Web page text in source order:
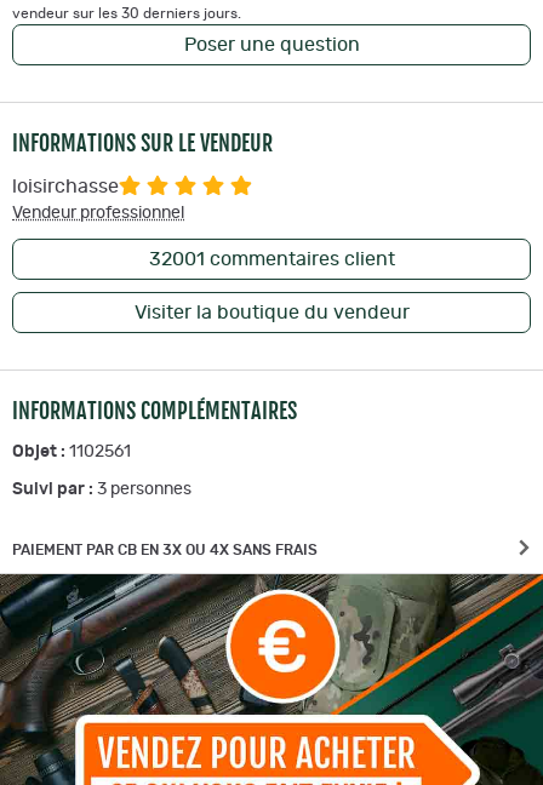
vendeur sur les 30 derniers jours.
Poser une question
INFORMATIONS SUR LE VENDEUR
loisirchasse
Vendeur professionnel
32001 commentaires client
Visiter la boutique du vendeur
INFORMATIONS COMPLÉMENTAIRES
Objet : 1102561
Suivi par : 3 personnes
PAIEMENT PAR CB EN 3X OU 4X SANS FRAIS